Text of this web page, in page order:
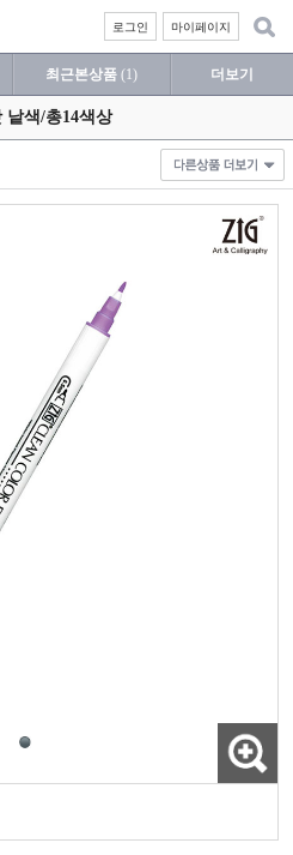
마이페이지
로그인
최근본상품 (1) 더보기
낱색/총14색상